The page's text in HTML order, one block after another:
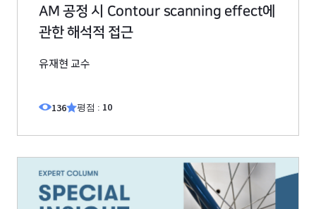
AM 공정 시 Contour scanning effect에
관한 해석적 접근
유재현 교수
136 평점 : 10